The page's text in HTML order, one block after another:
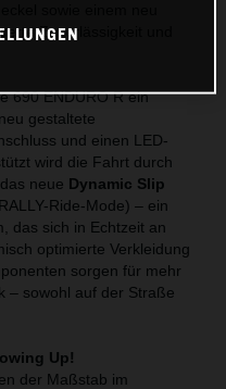
Zuverlässigkeit und
690 ENDURO R ein
gestaltete
und einen LED-
wird die Fahrt durch
neue Dynamic Slip
Ride-Mode) – ein
das sich in Echtzeit an
optimierte Verkleidung
sorgen für mehr
– sowohl auf der Straße
Up!
der Maßstab im